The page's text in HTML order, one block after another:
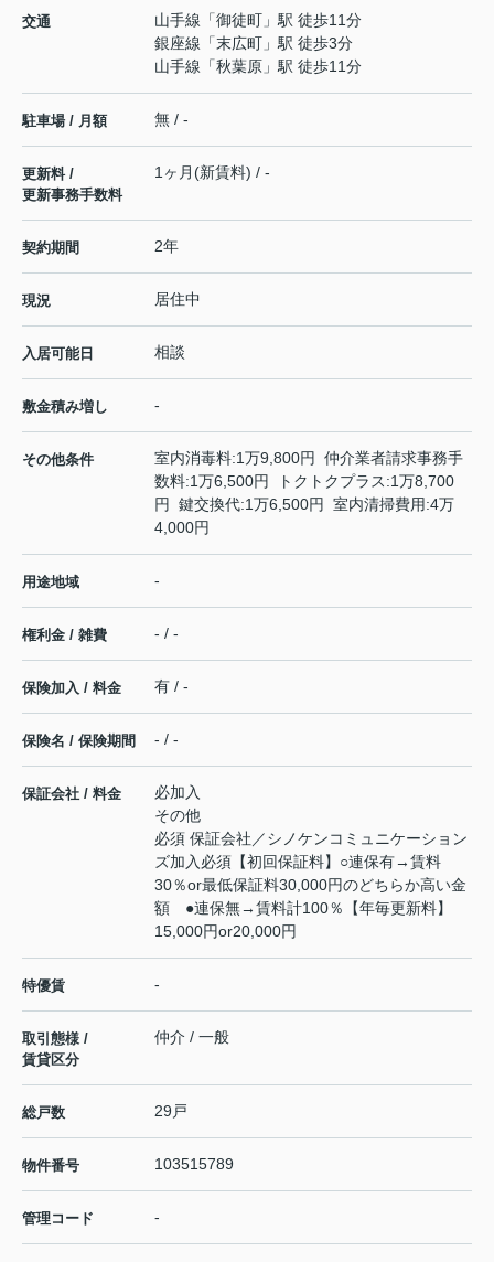
交通 山手線 「御徒町 」駅 徒歩11分
銀座線 「末広町 」駅 徒歩3分
山手線 「秋葉原 」駅 徒歩11分
駐車場 / 月額 無 / -
更新料 /
更新事務手数料
1ヶ月(新賃料) / -
契約期間 2年
現況 居住中
入居可能日 相談
敷金積み増し -
その他条件
室内消毒料:1万9,800円 仲介業者請求事務手
数料:1万6,500円 トクトクプラス:1万8,700
円 鍵交換代:1万6,500円 室内清掃費用:4万
4,000円
用途地域 -
権利金 / 雑費 - / -
保険加入 / 料金 有 / -
保険名 / 保険期間 - / -
保証会社 / 料金
必加入
その他
必須 保証会社／シノケンコミュニケーション
ズ加入必須【初回保証料】○連保有→賃料
30％or最低保証料30,000円のどちらか高い金
額 ●連保無→賃料計100％【年毎更新料】
15,000円or20,000円
特優賃 -
取引態様 /
賃貸区分
仲介 / 一般
総戸数 29戸
物件番号 103515789
管理コード -